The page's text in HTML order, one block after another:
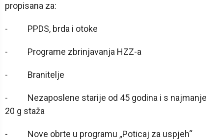
propisana za:
- PPDS, brda i otoke
- Programe zbrinjavanja HZZ-a
- Branitelje
- Nezaposlene starije od 45 godina i s najmanje
20 g staža
- Nove obrte u programu „Poticaj za uspjeh“